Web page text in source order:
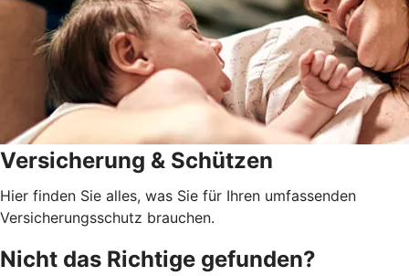
Versicherung & Schützen
Hier finden Sie alles, was Sie für Ihren umfassenden
Versicherungsschutz brauchen.
Nicht das Richtige gefunden?